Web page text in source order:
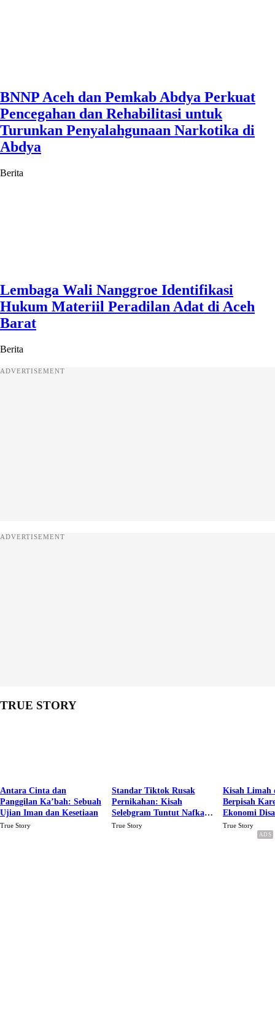
BNNP Aceh dan Pemkab Abdya Perkuat
Pencegahan dan Rehabilitasi untuk
Turunkan Penyalahgunaan Narkotika di
Abdya
Berita
Lembaga Wali Nanggroe Identifikasi
Hukum Materiil Peradilan Adat di Aceh
Barat
Berita
ADVERTISEMENT
ADVERTISEMENT
TRUE STORY
Antara Cinta dan
Panggilan Ka’bah: Sebuah
Ujian Iman dan Kesetiaan
True Story
Standar Tiktok Rusak
Pernikahan: Kisah
Selebgram Tuntut Nafkah
Rp.15 Juta Perbulan
True Story
Kisah Limah
Berpisah
Ekonomi
Karena Cinta
True Story